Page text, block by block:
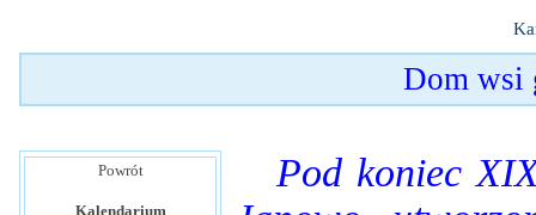
Dom wsi
Powrót
Kalendarium
Pod koniec XIX